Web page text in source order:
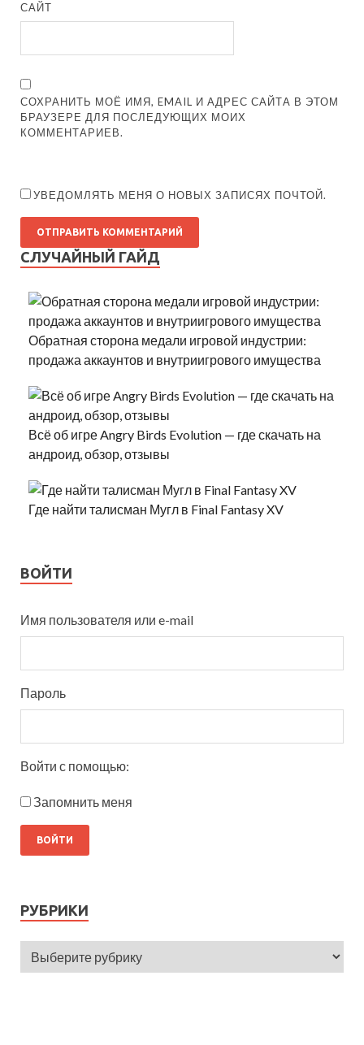
САЙТ
СОХРАНИТЬ МОЁ ИМЯ, EMAIL И АДРЕС САЙТА В ЭТОМ
БРАУЗЕРЕ ДЛЯ ПОСЛЕДУЮЩИХ МОИХ
КОММЕНТАРИЕВ.
УВЕДОМЛЯТЬ МЕНЯ О НОВЫХ ЗАПИСЯХ ПОЧТОЙ.
СЛУЧАЙНЫЙ ГАЙД
Обратная сторона медали игровой индустрии:
продажа аккаунтов и внутриигрового имущества
Всё об игре Angry Birds Evolution — где скачать на
андроид, обзор, отзывы
Где найти талисман Мугл в Final Fantasy XV
ВОЙТИ
Имя пользователя или e-mail
Пароль
Войти с помощью:
Запомнить меня
РУБРИКИ